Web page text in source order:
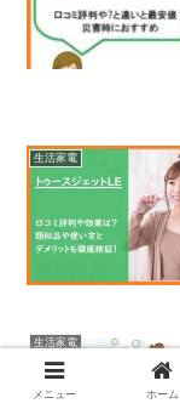
生活家電
生活家電
メニュー ホーム